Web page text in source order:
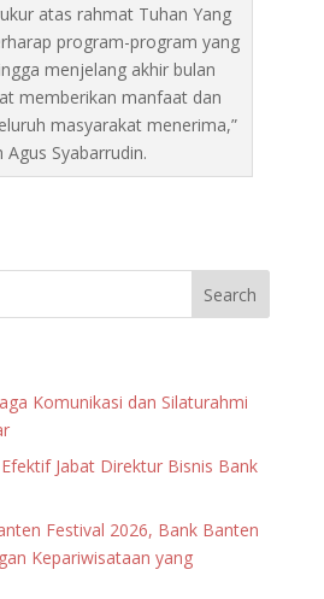
atas rahmat Tuhan Yang
program-program yang
menjelang akhir bulan
memberikan manfaat dan
masyarakat menerima,”
Agus Syabarrudin.
Komunikasi dan Silaturahmi
Jabat Direktur Bisnis Bank
Festival 2026, Bank Banten
Kepariwisataan yang